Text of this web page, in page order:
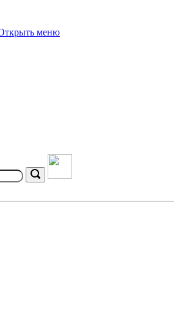
Search